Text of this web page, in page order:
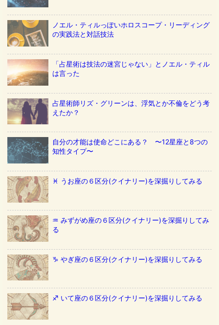
ノエル・ティルっぽいホロスコープ・リーディング
の実践法と対話技法
「占星術は技法の迷宮じゃない」とノエル・ティル
は言った
占星術師リズ・グリーンは、浮気とか不倫をどう考
えたか？
自分の才能は使命どこにある？ 〜12星座と8つの
知性タイプ〜
♓️ うお座の６区分(クイナリー)を深掘りしてみる
♒️ みずがめ座の６区分(クイナリー)を深掘りしてみ
る
♑️ やぎ座の６区分(クイナリー)を深掘りしてみる
♐️ いて座の６区分(クイナリー)を深掘りしてみる